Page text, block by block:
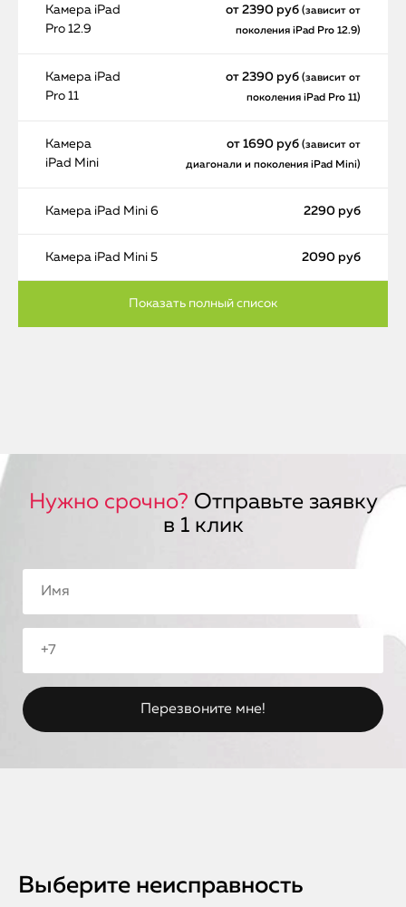
Камера iPad
Pro 12.9
от 2390 руб (зависит от
поколения iPad Pro 12.9)
Камера iPad
Pro 11
от 2390 руб (зависит от
поколения iPad Pro 11)
Камера
iPad Mini
от 1690 руб (зависит от
диагонали и поколения iPad Mini)
Камера iPad Mini 6 2290 руб
Камера iPad Mini 5 2090 руб
Нужно срочно? Отправьте заявку
в 1 клик
Выберите неисправность